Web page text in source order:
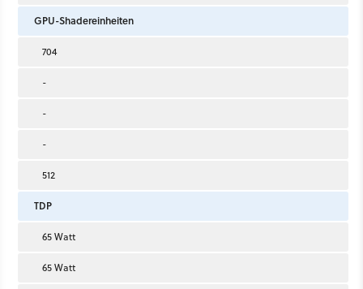
GPU-Shadereinheiten
704
-
-
-
512
TDP
65 Watt
65 Watt